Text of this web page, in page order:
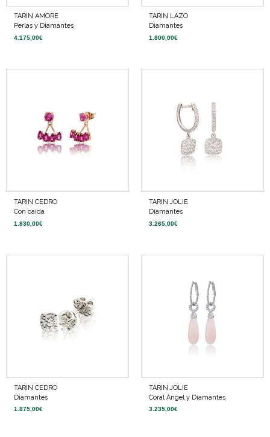
TARIN AMORE
Perlas y Diamantes
4.175,00€
TARIN LAZO
Diamantes
1.800,00€
TARIN CEDRO
Con caída
1.830,00€
TARIN JOLIE
Diamantes
3.265,00€
TARIN CEDRO
Diamantes
1.875,00€
TARIN JOLIE
Coral Ángel y Diamantes
3.235,00€